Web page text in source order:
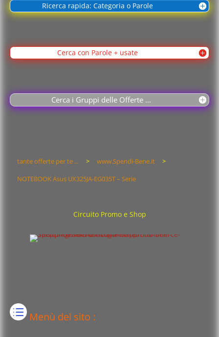
Ricerca rapida: Categoria o Parole
Cerca con Parole + usate
Cerca i Gruppi delle Offerte ...
tante offerte per te ... > www.Spendi-Bene.it
>
NOTEBOOK Asus UX325JA-EG035T – Serie
Circuito Promo e Shop
Menù del sito :